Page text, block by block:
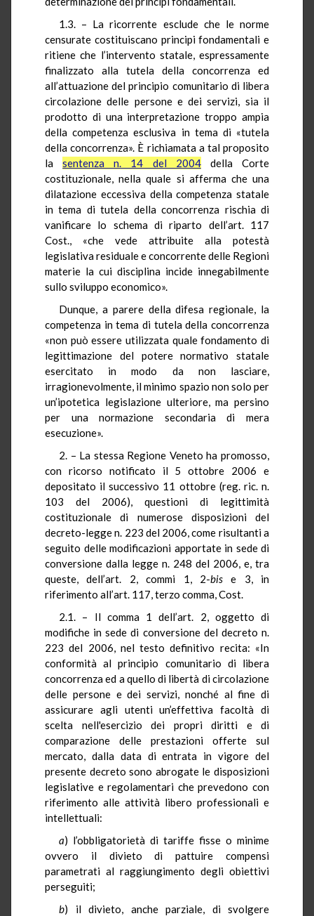
1.3. – La ricorrente esclude che le norme
censurate costituiscano principi fondamentali e
ritiene che l’intervento statale, espressamente
finalizzato alla tutela della concorrenza ed
all’attuazione del principio comunitario di libera
circolazione delle persone e dei servizi, sia il
prodotto di una interpretazione troppo ampia
della competenza esclusiva in tema di «tutela
della concorrenza». È richiamata a tal proposito
lasentenza n. 14 del 2004della Corte
costituzionale, nella quale si afferma che una
dilatazione eccessiva della competenza statale
in tema di tutela della concorrenza rischia di
vanificare lo schema di riparto dell’art. 117
Cost., «che vede attribuite alla potestà
legislativa residuale e concorrente delle Regioni
materie la cui disciplina incide innegabilmente
sullo sviluppo economico».
Dunque, a parere della difesa regionale, la
competenza in tema di tutela della concorrenza
«non può essere utilizzata quale fondamento di
legittimazione del potere normativo statale
esercitato in modo da non lasciare,
irragionevolmente, il minimo spazio non solo per
un’ipotetica legislazione ulteriore, ma persino
per una normazione secondaria di mera
esecuzione».
2. – La stessa Regione Veneto ha promosso,
con ricorso notificato il 5 ottobre 2006 e
depositato il successivo 11 ottobre (reg. ric. n.
103 del 2006), questioni di legittimità
costituzionale di numerose disposizioni del
decreto-legge n. 223 del 2006, come risultanti a
seguito delle modificazioni apportate in sede di
conversione dalla legge n. 248 del 2006, e, tra
queste, dell’art. 2, commi 1, 2-bise 3, in
riferimento all’art. 117, terzo comma, Cost.
2.1. – Il comma 1 dell’art. 2, oggetto di
modifiche in sede di conversione del decreto n.
223 del 2006, nel testo definitivo recita: «In
conformità al principio comunitario di libera
concorrenza ed a quello di libertà di circolazione
delle persone e dei servizi, nonché al fine di
assicurare agli utenti un’effettiva facoltà di
scelta nell'esercizio dei propri diritti e di
comparazione delle prestazioni offerte sul
mercato, dalla data di entrata in vigore del
presente decreto sono abrogate le disposizioni
legislative e regolamentari che prevedono con
riferimento alle attività libero professionali e
intellettuali:
a) l’obbligatorietà di tariffe fisse o minime
ovvero il divieto di pattuire compensi
parametrati al raggiungimento degli obiettivi
perseguiti;
b) il divieto, anche parziale, di svolgere